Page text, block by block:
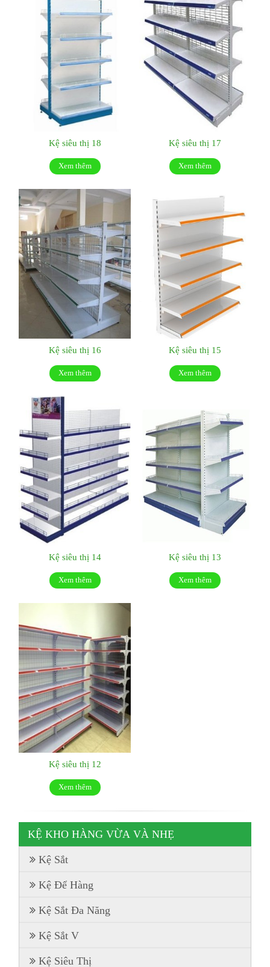
Kệ siêu thị 18
Xem thêm
Kệ siêu thị 17
Xem thêm
Kệ siêu thị 16
Xem thêm
Kệ siêu thị 15
Xem thêm
Kệ siêu thị 14
Xem thêm
Kệ siêu thị 13
Xem thêm
Kệ siêu thị 12
Xem thêm
KỆ KHO HÀNG VỪA VÀ NHẸ
Kệ Sắt
Kệ Để Hàng
Kệ Sắt Đa Năng
Kệ Sắt V
Kệ Siêu Thị